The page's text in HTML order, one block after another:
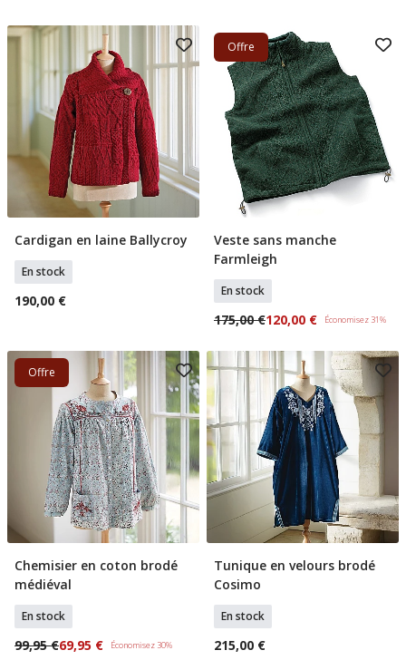
Sélectionner Tailles
Cardigan en laine Ballycroy
En stock
190,00 €
Offre
Sélectionner Tailles
Veste sans manche
Farmleigh
En stock
175,00 €120,00 € Économisez 31%
Offre
Sélectionner Tailles
Chemisier en coton brodé
médiéval
En stock
99,95 €69,95 € Économisez 30%
Sélectionner Tailles
Tunique en velours brodé
Cosimo
En stock
215,00 €